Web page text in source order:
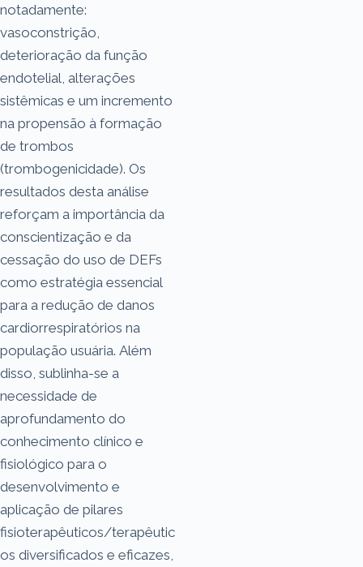
notadamente:
vasoconstrição,
deterioração da função
endotelial, alterações
sistêmicas e um incremento
na propensão à formação
de trombos
(trombogenicidade). Os
resultados desta análise
reforçam a importância da
conscientização e da
cessação do uso de DEFs
como estratégia essencial
para a redução de danos
cardiorrespiratórios na
população usuária. Além
disso, sublinha-se a
necessidade de
aprofundamento do
conhecimento clínico e
fisiológico para o
desenvolvimento e
aplicação de pilares
fisioterapêuticos/terapêutic
os diversificados e eficazes,